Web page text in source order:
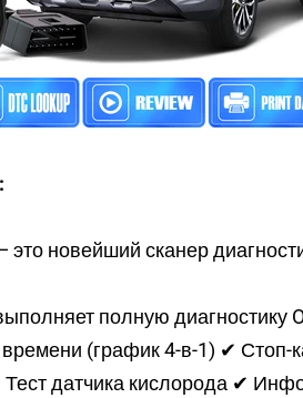
:
это новейший сканер
полную
(график 4-в-1) ✔
Тест датчика кислорода ✔